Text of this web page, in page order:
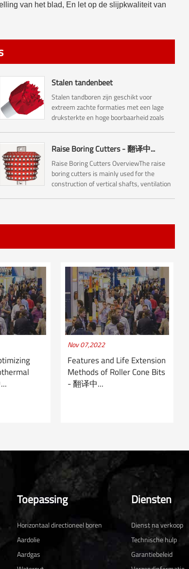
van het blad, En let op de slijpkwaliteit van
Stalen tandenbeet
Stalen tandboren zijn geschikt voor
extreem zachte formaties met een lage
druksterkte en hoge boorbaarheid zoals
Raise Boring Cutters - 翻译中...
Raise Boring Cutters OverviewThe raise
boring cutters is mainly used for the
construction of vertical shafts, ventilation
Nov 07,2022
Features and Life Extension
Methods of Roller Cone Bits
- 翻译中...
Toepassing
Horizontaal directioneel boren
Aardolie
Aardgas
Diensten
Dienst na verkoop
Technische hulp
Garantiebeleid